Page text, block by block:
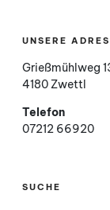
UNSERE
Grießmühlweg
4180 Zwettl
Telefon
07212 66920
SUCHE